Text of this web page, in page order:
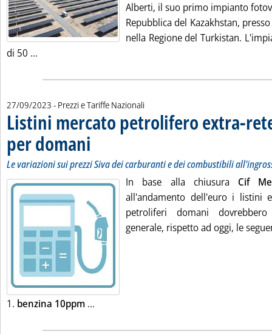
Alberti, il suo primo impianto
Repubblica del Kazakhstan,
nella Regione del Turkistan.
di 50 ...
27/09/2023 - Prezzi e Tariffe Nazionali
Listini mercato petrolifero extra-
per domani . Sottotitolo: Le variazioni sui prezzi Siva dei carburanti e dei
. Pubblicata mercoledì 27 settembre 2023 alle 9.17.
Le variazioni sui prezzi Siva dei carburanti e dei combustibili
In base alla chiusura Cif
all'andamento dell'euro i listini
petroliferi domani
generale, rispetto ad oggi, le
1. benzina 10ppm ...